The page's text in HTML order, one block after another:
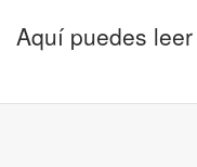
Aquí puedes